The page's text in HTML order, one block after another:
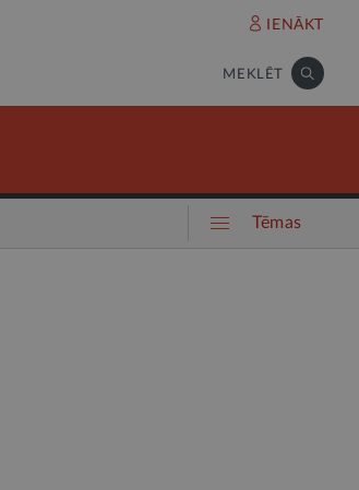
IENĀKT
MEKLĒT
Tēmas